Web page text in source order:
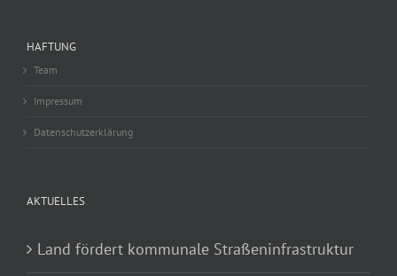
HAFTUNG
Team
Impressum
Datenschutzerklärung
AKTUELLES
Land fördert kommunale Straßeninfrastruktur